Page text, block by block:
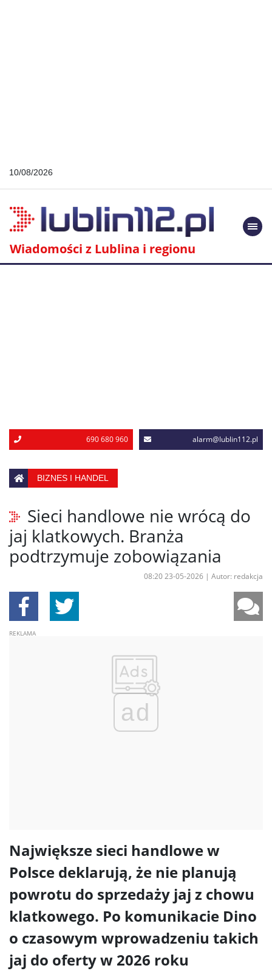
10/08/2026
Wiadomości z Lublina i regionu
690 680 960 alarm@lublin112.pl
BIZNES I HANDEL
Sieci handlowe nie wrócą do
jaj klatkowych. Branża
podtrzymuje zobowiązania
08:20 23-05-2026 | Autor: redakcja
ad
Największe sieci handlowe w
Polsce deklarują, że nie planują
powrotu do sprzedaży jaj z chowu
klatkowego. Po komunikacie Dino
o czasowym wprowadzeniu takich
jaj do oferty w 2026 roku